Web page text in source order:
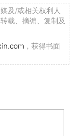
及/或相关权利人
载、摘编、复制及
，获得书面